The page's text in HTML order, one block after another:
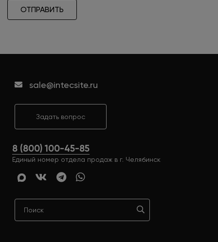
ОТПРАВИТЬ
sale@intecsite.ru
Задать вопрос
8 (800) 100-45-85
Единый номер отдела продаж в г. Челябинск